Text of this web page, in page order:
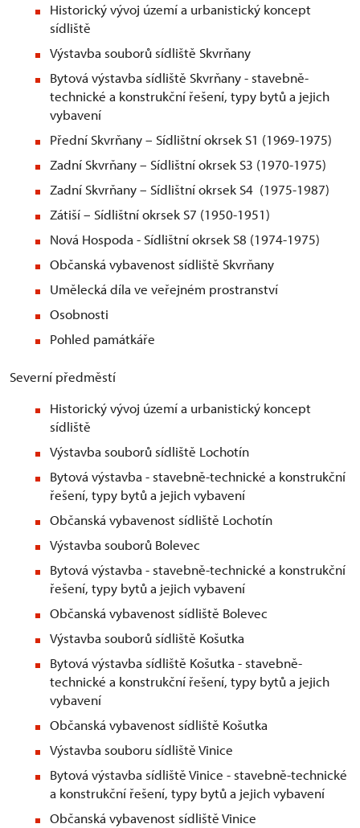
Historický vývoj území a urbanistický koncept
sídliště
Výstavba souborů sídliště Skvrňany
Bytová výstavba sídliště Skvrňany - stavebně-
technické a konstrukční řešení, typy bytů a jejich
vybavení
Přední Skvrňany – Sídlištní okrsek S1 (1969-1975)
Zadní Skvrňany – Sídlištní okrsek S3 (1970-1975)
Zadní Skvrňany – Sídlištní okrsek S4 (1975-1987)
Zátiší – Sídlištní okrsek S7 (1950-1951)
Nová Hospoda - Sídlištní okrsek S8 (1974-1975)
Občanská vybavenost sídliště Skvrňany
Umělecká díla ve veřejném prostranství
Osobnosti
Pohled památkáře
Severní předměstí
Historický vývoj území a urbanistický koncept
sídliště
Výstavba souborů sídliště Lochotín
Bytová výstavba - stavebně-technické a konstrukční
řešení, typy bytů a jejich vybavení
Občanská vybavenost sídliště Lochotín
Výstavba souborů Bolevec
Bytová výstavba - stavebně-technické a konstrukční
řešení, typy bytů a jejich vybavení
Občanská vybavenost sídliště Bolevec
Výstavba souborů sídliště Košutka
Bytová výstavba sídliště Košutka - stavebně-
technické a konstrukční řešení, typy bytů a jejich
vybavení
Občanská vybavenost sídliště Košutka
Výstavba souboru sídliště Vinice
Bytová výstavba sídliště Vinice - stavebně-technické
a konstrukční řešení, typy bytů a jejich vybavení
Občanská vybavenost sídliště Vinice